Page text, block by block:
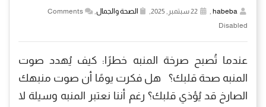
habeba
, الصحة والجمال,
Comments
Disabled
عندما تُصبح صرخة المنبه خطرًا: كيف يُهدد صوت
المنبه صحة قلبك؟ هل فكرت يومًا أن صوت منبهك
الصارخ قد يُؤذي قلبك؟ رغم أننا نعتبر المنبه وسيلة لا